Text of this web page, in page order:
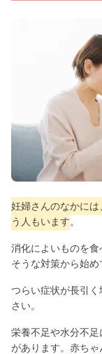
妊婦さんのなかに
う人もいます。
消化によいものを
そうな対策から始め
つらい症状が長引
さい。
栄養不足や水分不
があります。赤ち